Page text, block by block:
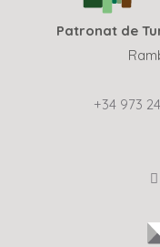
Patronat de
+34 973